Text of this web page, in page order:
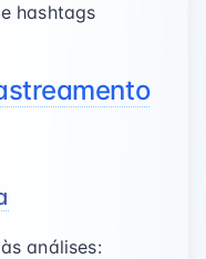
hashtags
análises: